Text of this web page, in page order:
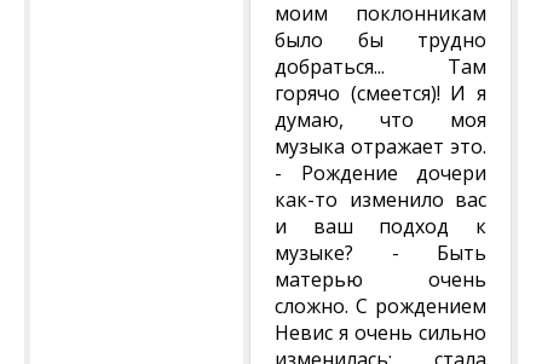
моим поклонникам
было бы трудно
добраться... Там
горячо (смеется)! И я
думаю, что моя
музыка отражает это.
- Рождение дочери
как-то изменило вас
и ваш подход к
музыке? - Быть
матерью очень
сложно. С рождением
Невис я очень сильно